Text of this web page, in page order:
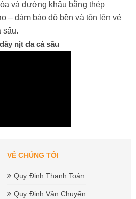
và đường khâu bằng thép
– đảm bảo độ bền và tôn lên vẻ
sấu.
nịt da cá sấu
VỀ CHÚNG TÔI
Quy Định Thanh Toán
Quy Định Vận Chuyển